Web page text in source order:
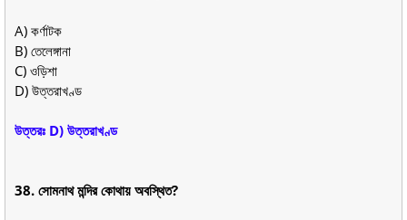
A) কর্ণাটক
B) তেলেঙ্গানা
C) ওড়িশা
D) উত্তরাখণ্ড
উত্তরঃ D) উত্তরাখণ্ড
38. সোমনাথ মন্দির কোথায় অবস্থিত?